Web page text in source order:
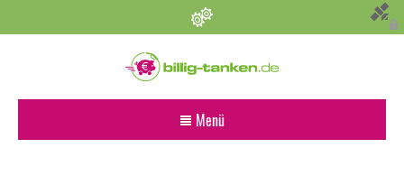
Persönliche Einstellungen
Bevorzugter Kraftstoff
Alle
Menü